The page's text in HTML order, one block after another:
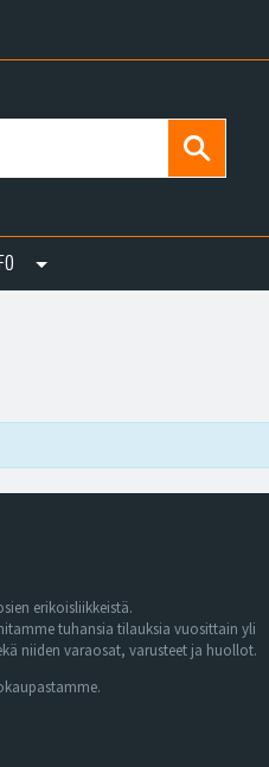
erikoisliikkeistä.
tuhansia tilauksia vuosittain yli
niiden varaosat, varusteet ja huollot.